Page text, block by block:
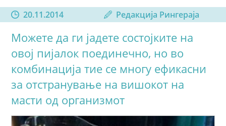
20.11.2014 Редакција Рингераја
Можете да ги јадете состојките на
овој пијалок поединечно, но во
комбинација тие се многу ефикасни
за отстранување на вишокот на
масти од организмот